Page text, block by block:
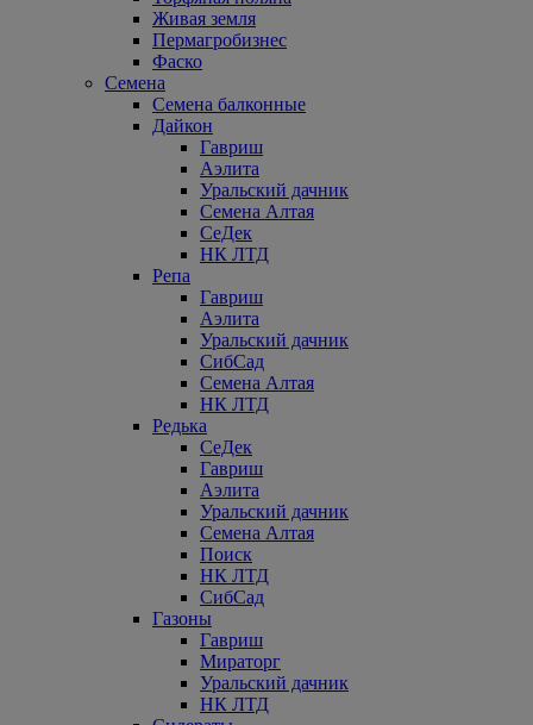
Живая земля
Пермагробизнес
Фаско
Семена
Семена балконные
Дайкон
Гавриш
Аэлита
Уральский дачник
Семена Алтая
СеДек
НК ЛТД
Репа
Гавриш
Аэлита
Уральский дачник
СибСад
Семена Алтая
НК ЛТД
Редька
СеДек
Гавриш
Аэлита
Уральский дачник
Семена Алтая
Поиск
НК ЛТД
СибСад
Газоны
Гавриш
Мираторг
Уральский дачник
НК ЛТД